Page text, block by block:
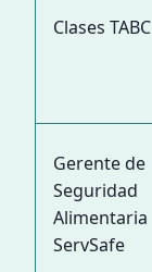
Clases TABC
Gerente de
Seguridad
Alimentaria
ServSafe